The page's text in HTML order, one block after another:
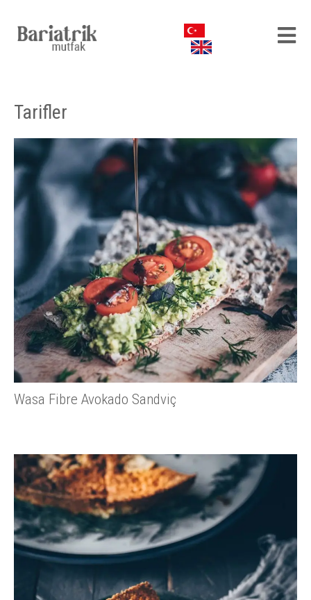
Tarifler
Wasa Fibre Avokado Sandviç